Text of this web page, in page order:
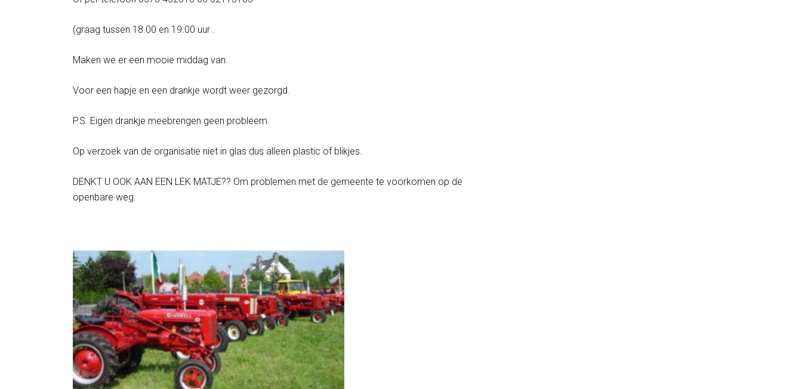
(graag tussen 18.00 en 19.00 uur .
Maken we er een mooie middag van.
Voor een hapje en een drankje wordt weer gezorgd.
P.S. Eigen drankje meebrengen geen probleem.
Op verzoek van de organisatie niet in glas dus alleen plastic of blikjes.
DENKT U OOK AAN EEN LEK MATJE?? Om problemen met de gemeente te voorkomen op de
openbare weg.